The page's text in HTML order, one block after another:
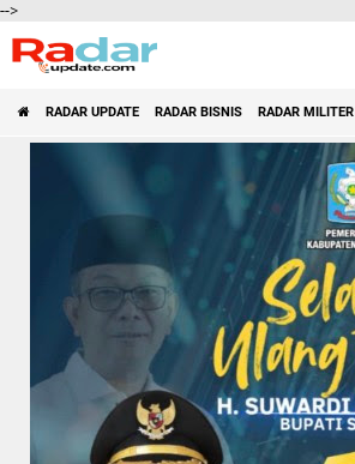
-->
RADAR UPDATE RADAR BISNIS RADAR MILITER